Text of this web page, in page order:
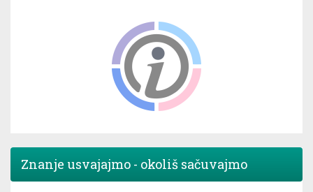
Znanje usvajajmo - okoliš sačuvajmo